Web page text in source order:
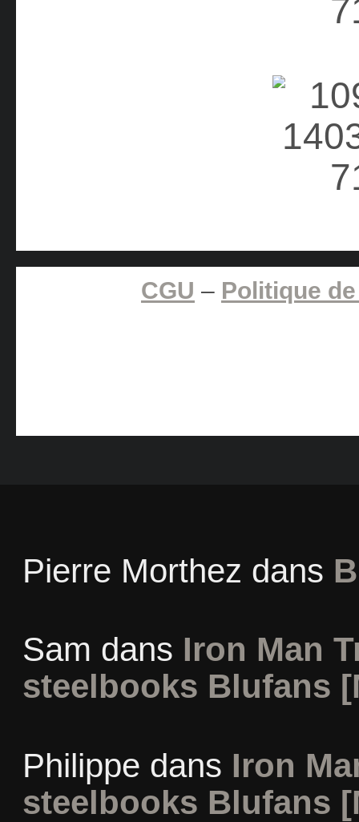
CGU – Politique
Pierre Morthez dans
Sam dans Iron Man
steelbooks Blufans
Philippe dans Iron
steelbooks Blufans